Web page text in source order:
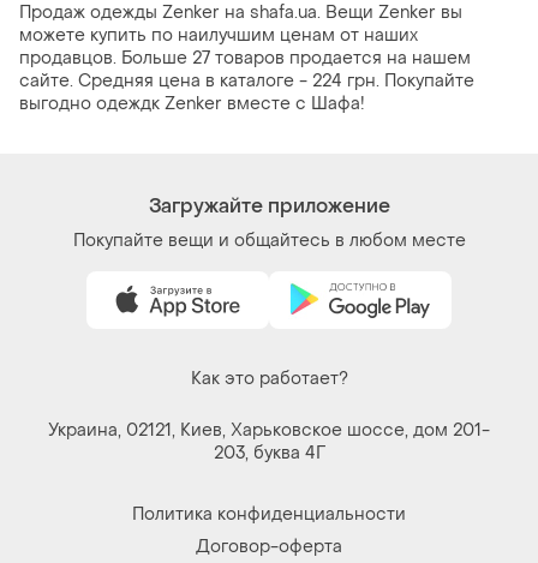
Продаж одежды Zenker на shafa.ua. Вещи Zenker вы
можете купить по наилучшим ценам от наших
продавцов. Больше 27 товаров продается на нашем
сайте. Средняя цена в каталоге - 224 грн. Покупайте
выгодно одеждк Zenker вместе с Шафа!
Загружайте приложение
Покупайте вещи и общайтесь в любом месте
Как это работает?
Украина, 02121, Киев, Харьковское шоссе, дом 201-
203, буква 4Г
Политика конфиденциальности
Договор-оферта